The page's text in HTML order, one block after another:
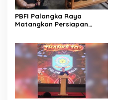
PBFI Palangka Raya
Matangkan Persiapan